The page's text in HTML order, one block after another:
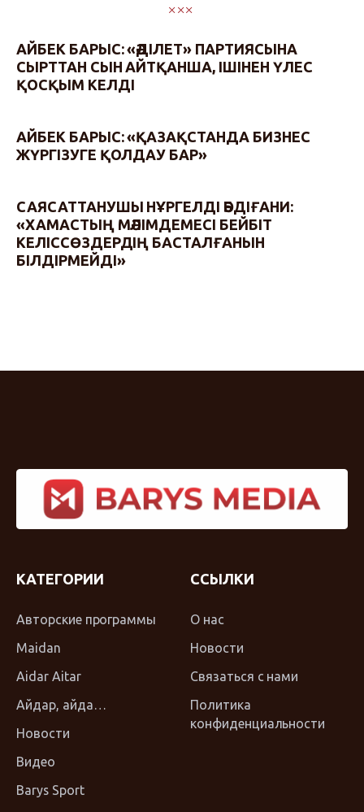
АЙБЕК БАРЫС: «ӘДІЛЕТ» ПАРТИЯСЫНА
СЫРТТАН СЫН АЙТҚАНША, ІШІНЕН ҮЛЕС
ҚОСҚЫМ КЕЛДІ
АЙБЕК БАРЫС: «ҚАЗАҚСТАНДА БИЗНЕС
ЖҮРГІЗУГЕ ҚОЛДАУ БАР»
САЯСАТТАНУШЫ НҰРГЕЛДІ ӘБДІҒАНИ:
«ХАМАСТЫҢ МӘЛІМДЕМЕСІ БЕЙБІТ
КЕЛІССӨЗДЕРДІҢ БАСТАЛҒАНЫН
БІЛДІРМЕЙДІ»
КАТЕГОРИИ
Авторские программы
Maidan
Aidar Aitar
Айдар, айда…
Новости
Видео
Barys Sport
ССЫЛКИ
О нас
Новости
Связаться с нами
Политика
конфиденциальности